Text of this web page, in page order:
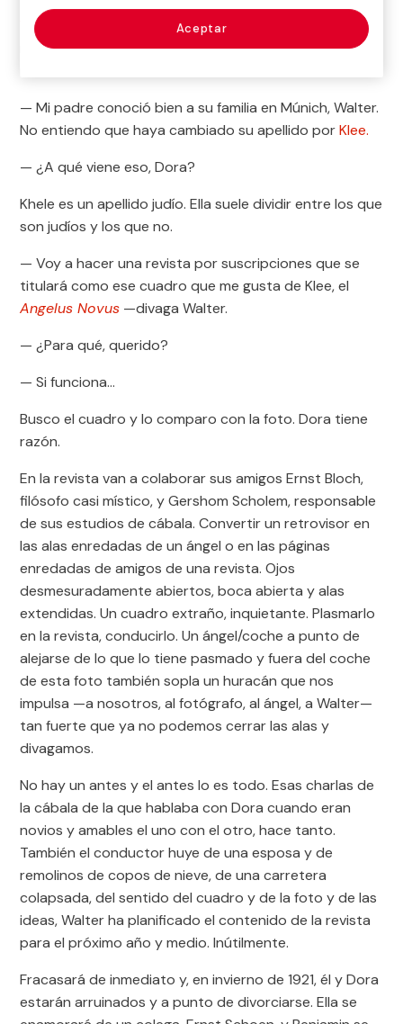
Walter Benjamin
escucha a Dora Sophie Kellner
interrumpir nuestro recuento de personajes para
— Mi padre conoció bien a su familia en Múnich, Walter.
No entiendo que haya cambiado su apellido porKlee.
— ¿A qué viene eso, Dora?
Khele es un apellido judío. Ella suele dividir entre los que
son judíos y los que no.
— Voy a hacer una revista por suscripciones que se
titulará como ese cuadro que me gusta de Klee, el
Angelus Novus —divaga Walter.
— ¿Para qué, querido?
— Si funciona…
Busco el cuadro y lo comparo con la foto. Dora tiene
razón.
En la revista van a colaborar sus amigos Ernst Bloch,
filósofo casi místico, y Gershom Scholem, responsable
de sus estudios de cábala. Convertir un retrovisor en
las alas enredadas de un ángel o en las páginas
enredadas de amigos de una revista. Ojos
desmesuradamente abiertos, boca abierta y alas
extendidas. Un cuadro extraño, inquietante. Plasmarlo
en la revista, conducirlo. Un ángel/coche a punto de
alejarse de lo que lo tiene pasmado y fuera del coche
de esta foto también sopla un huracán que nos
impulsa —a nosotros, al fotógrafo, al ángel, a Walter—
tan fuerte que ya no podemos cerrar las alas y
divagamos.
No hay un antes y el antes lo es todo. Esas charlas de
la cábala de la que hablaba con Dora cuando eran
novios y amables el uno con el otro, hace tanto.
También el conductor huye de una esposa y de
remolinos de copos de nieve, de una carretera
colapsada, del sentido del cuadro y de la foto y de las
ideas, Walter ha planificado el contenido de la revista
para el próximo año y medio. Inútilmente.
Fracasará de inmediato y, en invierno de 1921, él y Dora
estarán arruinados y a punto de divorciarse. Ella se
Aceptar